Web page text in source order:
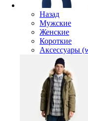
Назад
Мужские
Женские
Короткие
Аксессуары